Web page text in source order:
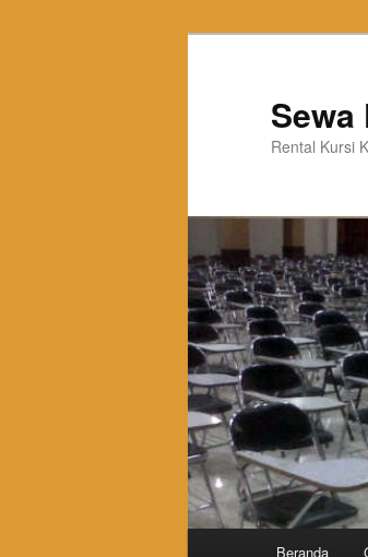
Rental Kursi
Beranda